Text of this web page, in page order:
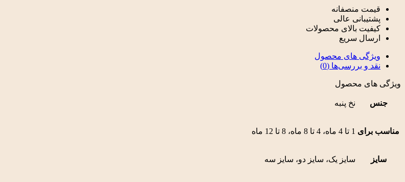
قیمت منصفانه
پشتیبانی عالی
کیفیت بالای محصولات
ارسال سریع
ویژگی های محصول
نقد و بررسی‌ها (0)
ویژگی های محصول
جنس نخ پنبه
مناسب برای 1 تا 4 ماه، 4 تا 8 ماه، 8 تا 12 ماه
سایز سایز یک، سایز دو، سایز سه